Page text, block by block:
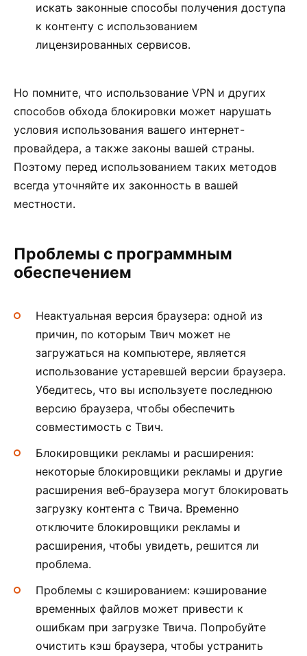
искать законные способы получения доступа
к контенту с использованием
лицензированных сервисов.
Но помните, что использование VPN и других
способов обхода блокировки может нарушать
условия использования вашего интернет-
провайдера, а также законы вашей страны.
Поэтому перед использованием таких методов
всегда уточняйте их законность в вашей
местности.
Проблемы с программным
обеспечением
Неактуальная версия браузера: одной из
причин, по которым Твич может не
загружаться на компьютере, является
использование устаревшей версии браузера.
Убедитесь, что вы используете последнюю
версию браузера, чтобы обеспечить
совместимость с Твич.
Блокировщики рекламы и расширения:
некоторые блокировщики рекламы и другие
расширения веб-браузера могут блокировать
загрузку контента с Твича. Временно
отключите блокировщики рекламы и
расширения, чтобы увидеть, решится ли
проблема.
Проблемы с кэшированием: кэширование
временных файлов может привести к
ошибкам при загрузке Твича. Попробуйте
очистить кэш браузера, чтобы устранить